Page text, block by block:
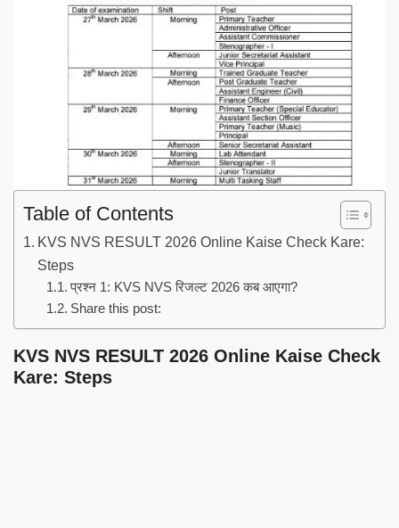
Table of Contents
KVS NVS RESULT 2026 Online Kaise Check Kare:
Steps
प्रश्न 1: KVS NVS रिजल्ट 2026 कब आएगा?
Share this post:
KVS NVS RESULT 2026 Online Kaise Check
Kare: Steps